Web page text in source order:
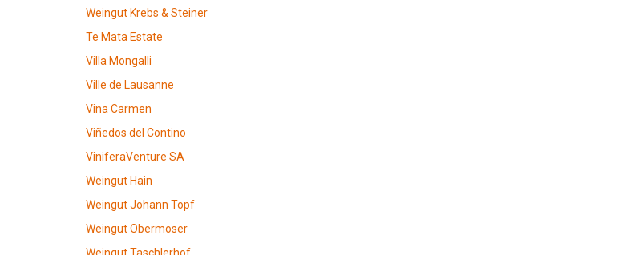
Weingut Krebs & Steiner
Te Mata Estate
Villa Mongalli
Ville de Lausanne
Vina Carmen
Viñedos del Contino
ViniferaVenture SA
Weingut Hain
Weingut Johann Topf
Weingut Obermoser